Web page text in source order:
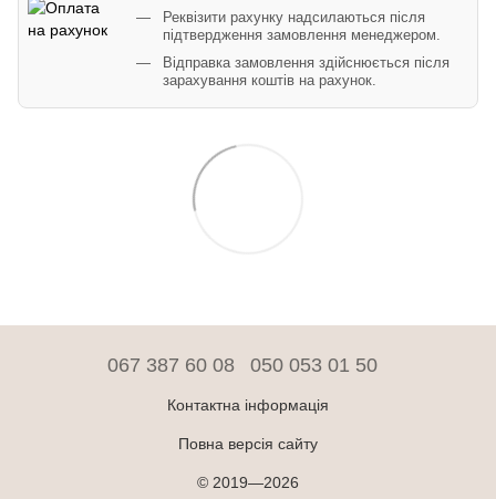
Реквізити рахунку надсилаються після
підтвердження замовлення менеджером.
Відправка замовлення здійснюється після
зарахування коштів на рахунок.
067 387 60 08 050 053 01 50
Контактна інформація
Повна версія сайту
© 2019—2026